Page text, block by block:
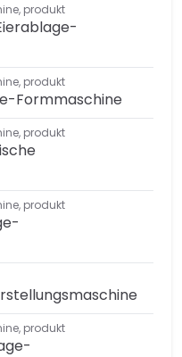
, produkt
, produkt
Formmaschine
, produkt
, produkt
, produkt